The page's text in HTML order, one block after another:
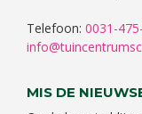
Telefoon: 0031-
MIS DE